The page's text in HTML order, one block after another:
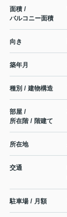
面積 /
バルコニー面積
向き
築年月
種別 / 建物構造
部屋 /
所在階 / 階建て
所在地
交通
駐車場 / 月額